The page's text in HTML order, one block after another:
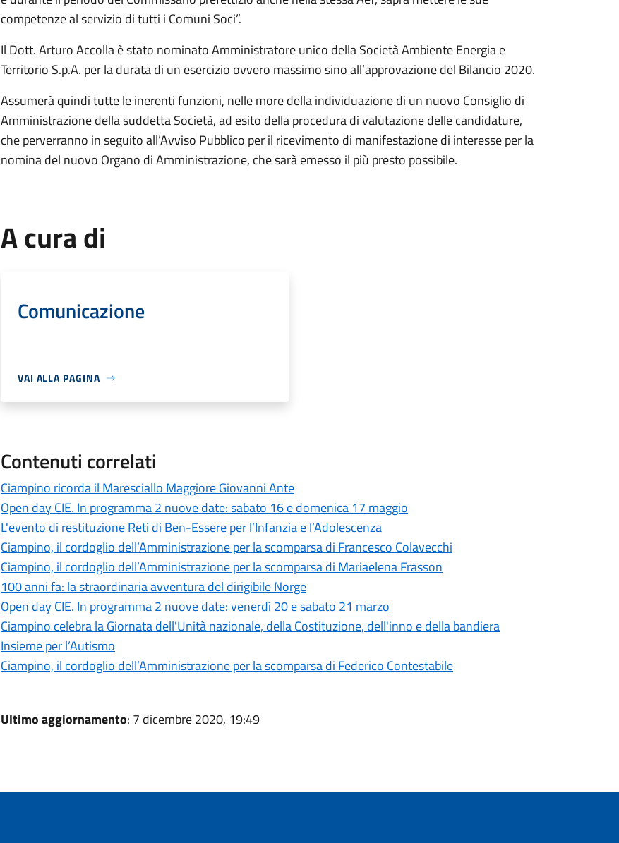
competenze al servizio di tutti i Comuni Soci”.
Il Dott. Arturo Accolla è stato nominato Amministratore unico della Società Ambiente Energia e
Territorio S.p.A. per la durata di un esercizio ovvero massimo sino all’approvazione del Bilancio 2020.
Assumerà quindi tutte le inerenti funzioni, nelle more della individuazione di un nuovo Consiglio di
Amministrazione della suddetta Società, ad esito della procedura di valutazione delle candidature,
che perverranno in seguito all’Avviso Pubblico per il ricevimento di manifestazione di interesse per la
nomina del nuovo Organo di Amministrazione, che sarà emesso il più presto possibile.
A cura di
Comunicazione
VAI ALLA PAGINA
Contenuti correlati
Ciampino ricorda il Maresciallo Maggiore Giovanni Ante
Open day CIE. In programma 2 nuove date: sabato 16 e domenica 17 maggio
L'evento di restituzione Reti di Ben-Essere per l’Infanzia e l’Adolescenza
Ciampino, il cordoglio dell’Amministrazione per la scomparsa di Francesco Colavecchi
Ciampino, il cordoglio dell’Amministrazione per la scomparsa di Mariaelena Frasson
100 anni fa: la straordinaria avventura del dirigibile Norge
Open day CIE. In programma 2 nuove date: venerdì 20 e sabato 21 marzo
Ciampino celebra la Giornata dell'Unità nazionale, della Costituzione, dell'inno e della bandiera
Insieme per l’Autismo
Ciampino, il cordoglio dell’Amministrazione per la scomparsa di Federico Contestabile
Ultimo aggiornamento: 7 dicembre 2020, 19:49